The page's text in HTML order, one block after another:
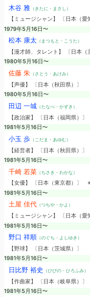
木谷 雅（きたに・まさし）
【ミュージシャン】 〔日本（
1979年5月16日〜
松本 康太（まつもと・こうた）
【漫才師、タレント】 〔日本
1980年5月16日〜
佐藤 朱（さとう・あけみ）
【声優】 〔日本（秋田県）〕
1980年5月16日〜
田辺 一城（たなべ・かずき）
【政治家】 〔日本（福岡県）〕
1981年5月16日〜
小玉 歩（こだま・あゆむ）
【経営者】 〔日本（秋田県）〕
1981年5月16日〜
千崎 若菜（ちさき・わかな）
【女優】 〔日本（東京都）〕
1981年5月16日〜
土屋 佳代（つちや・かよ）
【ミュージシャン】 〔日本（愛
1981年5月16日〜
野口 祥順 （のぐち・よしゆき）
【野球】 〔日本（茨城県）〕
1981年5月16日〜
日比野 裕史 （ひびの・ひろふみ）
【作曲家】 〔日本（岐阜県）〕
1981年5月16日〜